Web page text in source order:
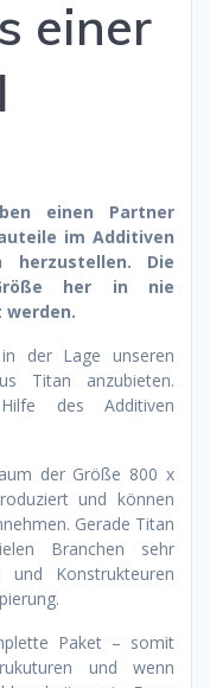
einer
einen Partner
im Additiven
herzustellen. Die
her in nie
werden.
der Lage unseren
Titan anzubieten.
des Additiven
der Größe 800 x
und können
Gerade Titan
Branchen sehr
Konstrukteuren
Paket – somit
und wenn